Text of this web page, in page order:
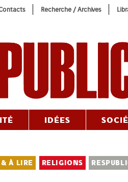
Recherche / Archives
IDÉES
& À LIRE RELIGIONS